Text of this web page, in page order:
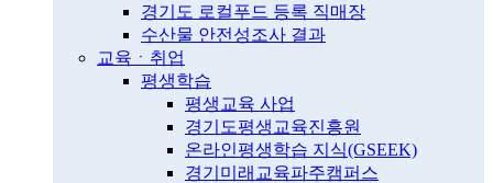
경기도 로컬푸드 등록 직매장
수산물 안전성조사 결과
교육ㆍ취업
평생학습
평생교육 사업
경기도평생교육진흥원
온라인평생학습 지식(GSEEK)
경기미래교육파주캠퍼스